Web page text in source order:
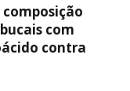
com
contra